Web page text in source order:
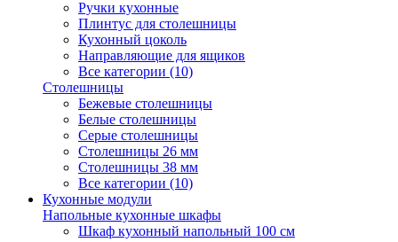
Ручки кухонные
Плинтус для столешницы
Кухонный цоколь
Направляющие для ящиков
Все категории (10)
Столешницы
Бежевые столешницы
Белые столешницы
Серые столешницы
Столешницы 26 мм
Столешницы 38 мм
Все категории (10)
Кухонные модули
Напольные кухонные шкафы
Шкаф кухонный напольный 100 см